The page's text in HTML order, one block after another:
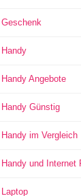
Angebote
Günstig
im Vergleich
und Internet